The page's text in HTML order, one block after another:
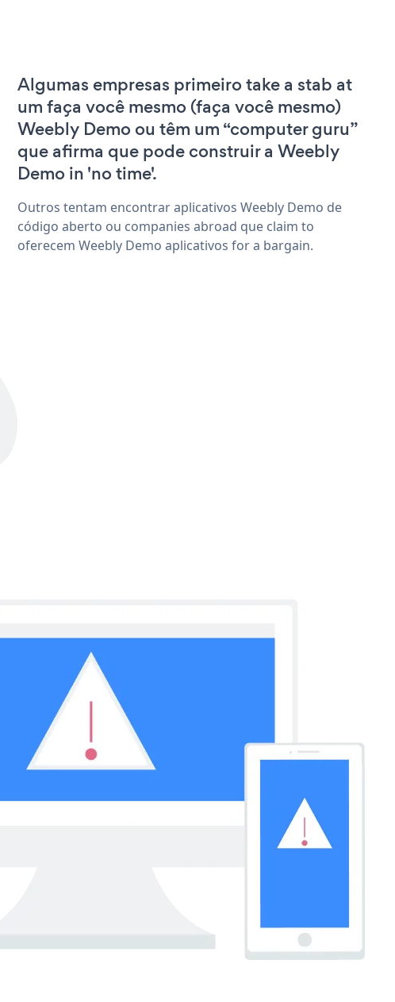
Algumas empresas primeiro take a stab at
um faça você mesmo (faça você mesmo)
Weebly Demo ou têm um “computer guru”
que afirma que pode construir a Weebly
Demo in 'no time'.
Outros tentam encontrar aplicativos Weebly Demo de
código aberto ou companies abroad que claim to
oferecem Weebly Demo aplicativos for a bargain.